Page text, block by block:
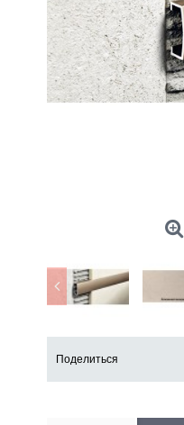
Поделиться